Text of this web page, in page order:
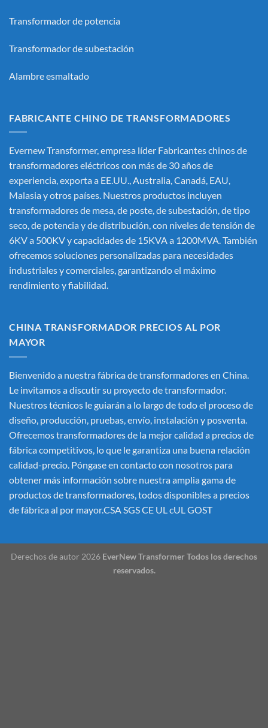
Transformador de potencia
Transformador de subestación
Alambre esmaltado
FABRICANTE CHINO DE TRANSFORMADORES
Evernew Transformer, empresa líder Fabricantes chinos de
transformadores eléctricoscon más de 30 años de
experiencia, exporta a EE.UU., Australia, Canadá, EAU,
Malasia y otros países. Nuestros productos incluyen
transformadores de mesa, de poste, de subestación, de tipo
seco, de potencia y de distribución, con niveles de tensión de
6KV a 500KV y capacidades de 15KVA a 1200MVA. También
ofrecemos soluciones personalizadas para necesidades
industriales y comerciales, garantizando el máximo
rendimiento y fiabilidad.
CHINA TRANSFORMADOR PRECIOS AL POR
MAYOR
Bienvenido a nuestra fábrica de transformadores en China.
Le invitamos a discutir su proyecto de transformador.
Nuestros técnicos le guiarán a lo largo de todo el proceso de
diseño, producción, pruebas, envío, instalación y posventa.
Ofrecemos transformadores de la mejor calidad a precios de
fábrica competitivos, lo que le garantiza una buena relación
calidad-precio. Póngase en contacto con nosotros para
obtener más información sobre nuestra amplia gama de
productos de transformadores, todos disponibles a precios
de fábrica al por mayor.CSA SGS CE UL cUL GOST
Derechos de autor 2026 EverNew Transformer Todos los derechos
reservados.